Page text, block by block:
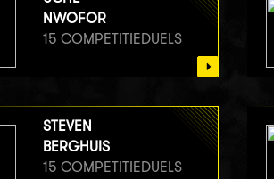
NWOFOR
15 COMPETITIEDUELS
STEVEN
BERGHUIS
15 COMPETITIEDUELS